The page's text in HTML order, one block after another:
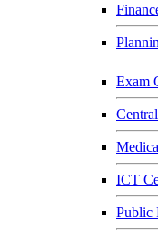
Exam
ICT
Public